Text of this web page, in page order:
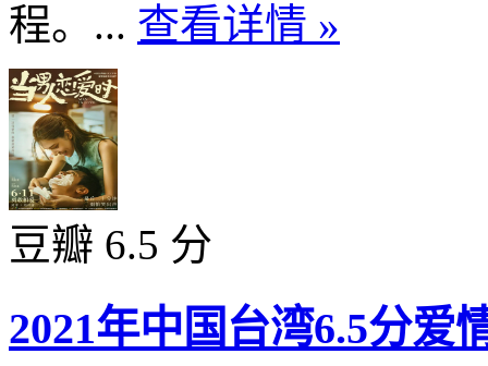
程。... 查看详情 »
豆瓣 6.5 分
2021年中国台湾6.5分爱